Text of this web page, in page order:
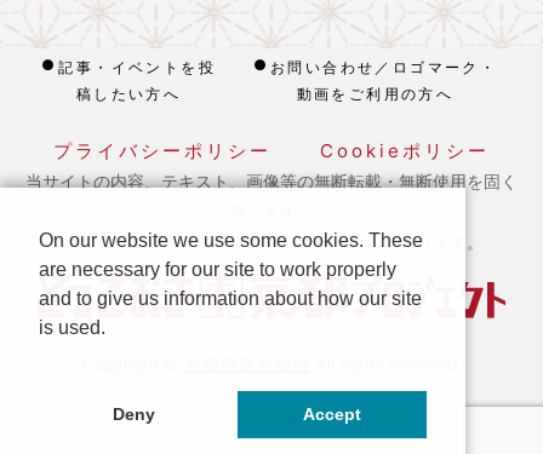
記事・イベントを投
稿したい方へ
お問い合わせ／ロゴマーク・
動画をご利用の方へ
プライバシーポリシー Cookieポリシー
当サイトの内容、テキスト、画像等の無断転載・無断使用を固く
※ 本ホームページの運営は宿泊税を活用しております。
On our website we use some cookies. These
are necessary for our site to work properly
and to give us information about how our site
is used.
Deny Accept